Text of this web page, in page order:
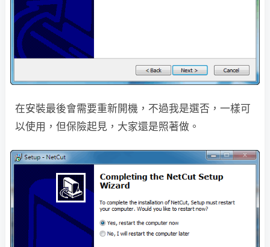
在安裝最後會需要重新開機，不過我是選否，一樣可
以使用，但保險起見，大家還是照著做。